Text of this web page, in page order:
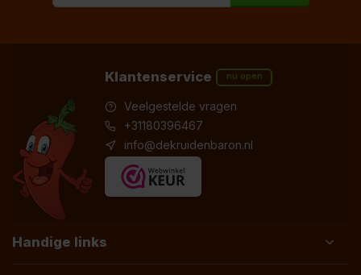
Klantenservice nu open
Veelgestelde vragen
+31180396467
info@dekruidenbaron.nl
Handige links